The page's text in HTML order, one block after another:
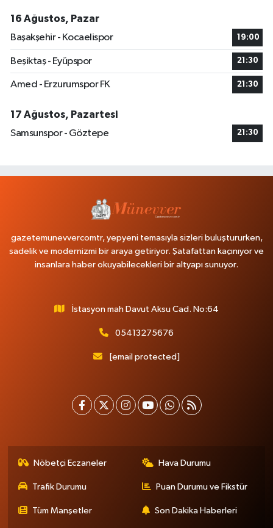
16 Ağustos, Pazar
Başakşehir - Kocaelispor
19:00
Beşiktaş - Eyüpspor 21:30
Amed - Erzurumspor FK 21:30
17 Ağustos, Pazartesi
Samsunspor - Göztepe
21:30
gazetemunevvercomtr, yepyeni temasıyla sizleri buluştururken,
sadelik ve modernizmi bir araya getiriyor. Şatafattan kaçınıyor ve
insanlara haber okuyabilecekleri bir altyapı sunuyor.
İstasyon mah Davut Aksu Cad. No:64
05413275676
[email protected]
Nöbetçi Eczaneler Hava Durumu
Trafik Durumu Puan Durumu ve Fikstür
Tüm Manşetler Son Dakika Haberleri